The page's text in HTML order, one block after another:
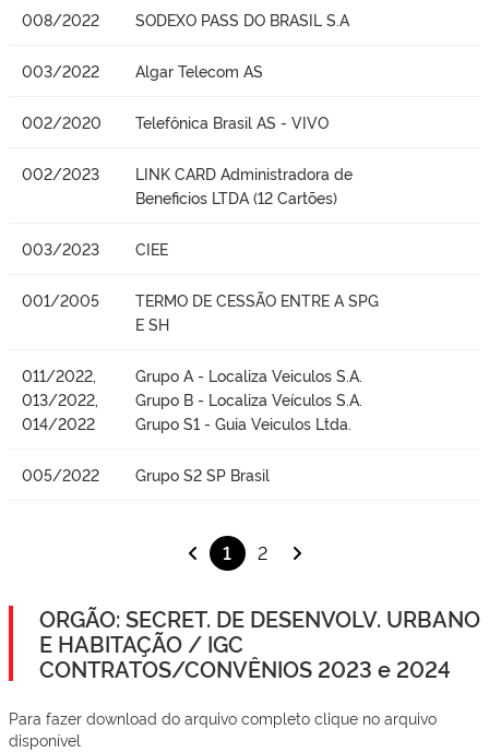
008/2022 SODEXO PASS DO BRASIL S.A
003/2022 Algar Telecom AS
002/2020 Telefônica Brasil AS - VIVO
002/2023
LINK CARD Administradora de
Beneficios LTDA (12 Cartões)
003/2023 CIEE
001/2005
TERMO DE CESSÃO ENTRE A SPG
E SH
011/2022,
013/2022,
014/2022
Grupo A - Localiza Veiculos S.A.
Grupo B - Localiza Veículos S.A.
Grupo S1 - Guia Veiculos Ltda.
005/2022 Grupo S2 SP Brasil
1 2
ORGÃO: SECRET. DE DESENVOLV. URBANO
E HABITAÇÃO / IGC
CONTRATOS/CONVÊNIOS 2023 e 2024
Para fazer download do arquivo completo clique no arquivo
disponível